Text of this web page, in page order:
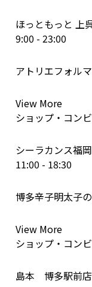
ほっともっと 上
9:00 - 23:00
アトリエフォル
View More
ショップ・コン
シーラカンス福岡
11:00 - 18:30
博多辛子明太子
View More
ショップ・コン
島本 博多駅前店